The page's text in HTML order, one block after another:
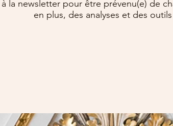
à la newsletter pour être prévenu(e) de
en plus, des analyses et des